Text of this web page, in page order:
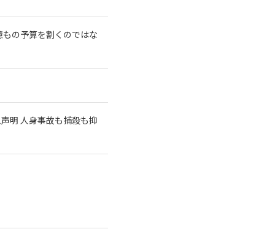
の予算を割くのではな
明 人身事故も捕殺も抑